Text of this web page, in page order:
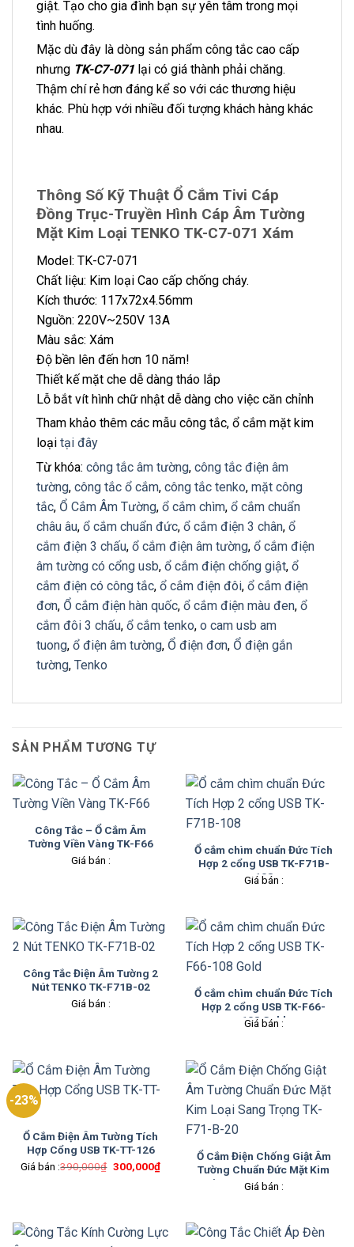
giật. Tạo cho gia đình bạn sự yên tâm trong mọi
tình huống.
Mặc dù đây là dòng sản phẩm công tắc cao cấp
nhưng TK-C7-071 lại có giá thành phải chăng.
Thậm chí rẻ hơn đáng kể so với các thương hiệu
khác. Phù hợp với nhiều đối tượng khách hàng khác
nhau.
Thông Số Kỹ Thuật Ổ Cắm Tivi Cáp
Đồng Trục-Truyền Hình Cáp Âm Tường
Mặt Kim Loại TENKO TK-C7-071 Xám
Model: TK-C7-071
Chất liệu: Kim loại Cao cấp chống cháy.
Kích thước: 117x72x4.56mm
Nguồn: 220V~250V 13A
Màu sắc: Xám
Độ bền lên đến hơn 10 năm!
Thiết kế mặt che dễ dàng tháo lắp
Lỗ bắt vít hình chữ nhật dễ dàng cho việc căn chỉnh
Tham khảo thêm các mẫu công tắc, ổ cắm mặt kim
loại tại đây
Từ khóa: công tắc âm tường, công tắc điện âm
tường, công tắc ổ cắm, công tắc tenko, mặt công
tắc, Ổ Cắm Âm Tường, ổ cắm chìm, ổ cắm chuẩn
châu âu, ổ cắm chuẩn đức, ổ cắm điện 3 chân, ổ
cắm điện 3 chấu, ổ cắm điện âm tường, ổ cắm điện
âm tường có cổng usb, ổ cắm điện chống giật, ổ
cắm điện có công tắc, ổ cắm điện đôi, ổ cắm điện
đơn, Ổ cắm điện hàn quốc, ổ cắm điện màu đen, ổ
cắm đôi 3 chấu, ổ cắm tenko, o cam usb am
tuong, ổ điện âm tường, Ổ điện đơn, Ổ điện gắn
tường, Tenko
SẢN PHẨM TƯƠNG TỰ
Công Tắc – Ổ Cắm Âm
Tường Viền Vàng TK-F66
Giá bán :
Ổ cắm chìm chuẩn Đức Tích
Hợp 2 cổng USB TK-F71B-
108
Giá bán :
Công Tắc Điện Âm Tường 2
Nút TENKO TK-F71B-02
Giá bán :
Ổ cắm chìm chuẩn Đức Tích
Hợp 2 cổng USB TK-F66-
108 Gold
Giá bán :
-23%
Ổ Cắm Điện Âm Tường Tích
Hợp Cổng USB TK-TT-126
Giá bán :390,000₫ Giá
300,000₫Giá
hiện
Ổ Cắm Điện Chống Giật Âm
Tường Chuẩn Đức Mặt Kim
Loại Sang Trọng TK-F71-B-
Giá bán :